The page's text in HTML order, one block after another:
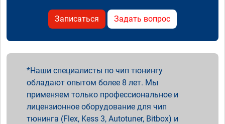
Записаться Задать вопрос
Наши специалисты по чип тюнингу
обладают опытом более 8 лет. Мы
применяем только профессиональное и
лицензионное оборудование для чип
тюнинга (Flex, Kess 3, Autotuner, Bitbox) и